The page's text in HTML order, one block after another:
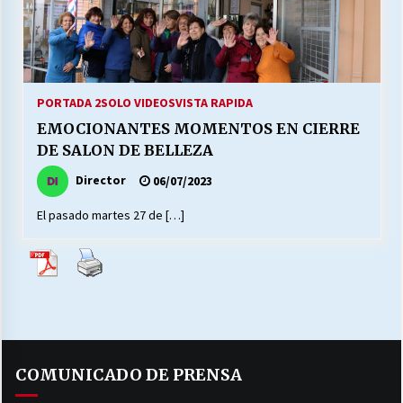
MUNICIPALIDAD, TRABAJADORES, CLIMA
LABORAL:
13/07/2026
Escuela hospitalaria El Carmen de Maipu.
25/06/2026
¿Qué habrían dicho?
MUNICIPALIDADES, HONORARIOS, DESPIDOS
PORTADA 2SOLO VIDEOSVISTA RAPIDA
EMOCIONANTES MOMENTOS EN CIERRE
DE SALON DE BELLEZA
Director 06/07/2023
El pasado martes 27 de […]
COMUNICADO DE PRENSA